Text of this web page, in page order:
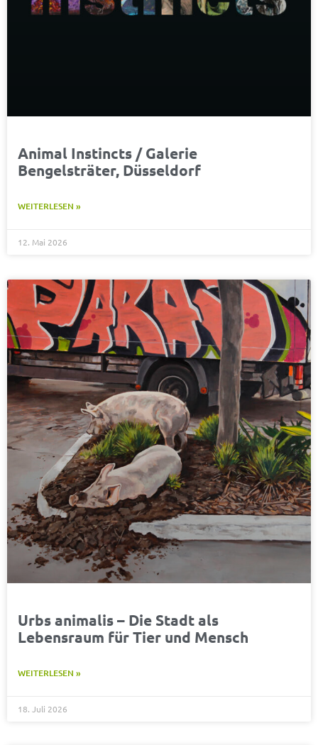
Animal Instincts / Galerie
Bengelsträter, Düsseldorf
WEITERLESEN »
12. Mai 2026
Urbs animalis – Die Stadt als
Lebensraum für Tier und Mensch
WEITERLESEN »
18. Juli 2026